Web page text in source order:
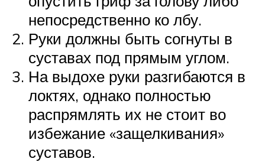
непосредственно ко лбу.
Руки должны быть согнуты в
суставах под прямым углом.
На выдохе руки разгибаются в
локтях, однако полностью
распрямлять их не стоит во
избежание «защелкивания»
суставов.